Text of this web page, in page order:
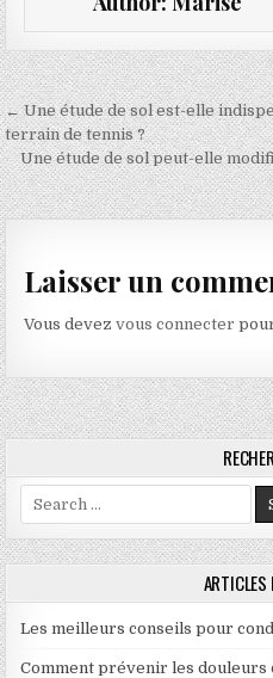
Navigation de
← Une étude de sol est-elle
terrain de tennis ?
Une étude de sol peut-elle
Laisser un
Vous devezvous connecter
Search for:
ARTICLES
Les meilleurs conseils pour
Comment prévenir les douleurs